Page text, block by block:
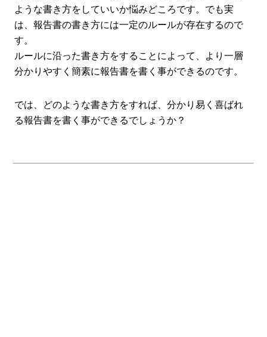
ような書き方をしていいか悩みどころです。でも実
は、報告書の書き方には一定のルールが存在するので
す。
ルールに沿った書き方をすることによって、より一層
分かりやすく簡素に報告書を書く事ができるのです。
では、どのような書き方をすれば、分かり易く喜ばれ
る報告書を書く事ができるでしょうか？